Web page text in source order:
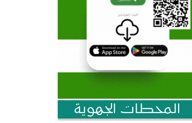
المحطات الجهوية